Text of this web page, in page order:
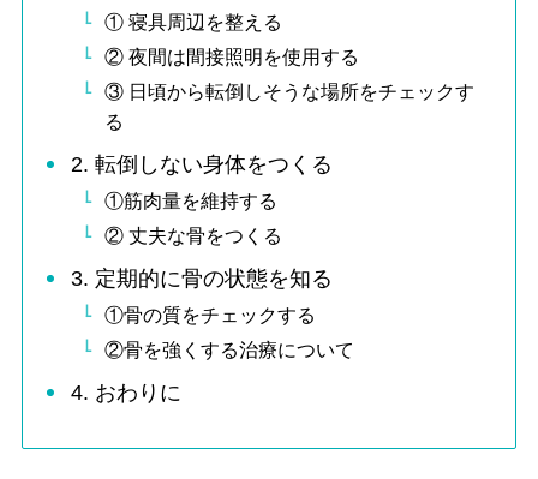
① 寝具周辺を整える
② 夜間は間接照明を使用する
③ 日頃から転倒しそうな場所をチェックす
る
2. 転倒しない身体をつくる
①筋肉量を維持する
② 丈夫な骨をつくる
3. 定期的に骨の状態を知る
①骨の質をチェックする
②骨を強くする治療について
4. おわりに